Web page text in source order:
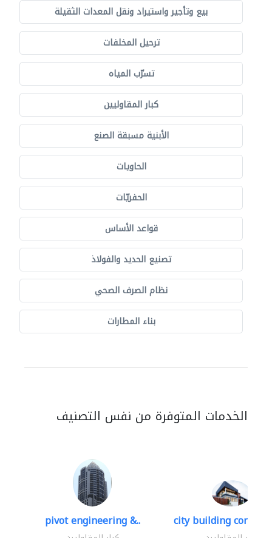
بيع وتأجير واستيراد ونقل المعدات الثقيلة
ترحيل المخلفات
تسرّب المياه
كبار المقاوليين
الأبنية مسبقة الصنع
الحاويات
الحفريّات
قواعد الأساس
تصنيع الحديد والفولاذ
نظام الصرف الصحي
بناء المطارات
الخدمات المتوفرة من نفس التصنيف
pivot engineering &.. city building